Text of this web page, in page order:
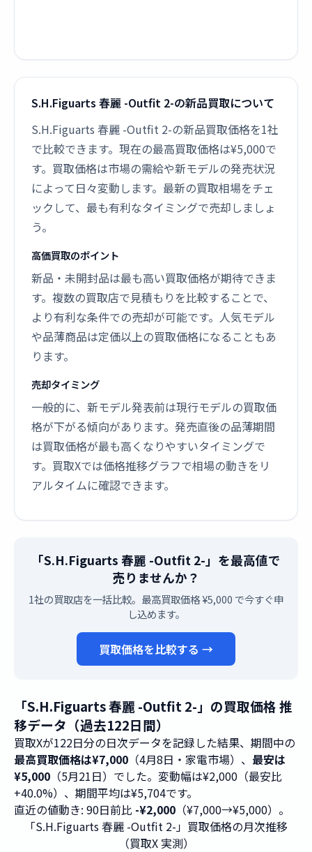
S.H.Figuarts 春麗 -Outfit 2-の新品買取について
S.H.Figuarts 春麗 -Outfit 2-の新品買取価格を1社
で比較できます。現在の最高買取価格は¥5,000で
す。買取価格は市場の需給や新モデルの発売状況
によって日々変動します。最新の買取相場をチェ
ックして、最も有利なタイミングで売却しましょ
う。
高価買取のポイント
新品・未開封品は最も高い買取価格が期待できま
す。複数の買取店で見積もりを比較することで、
より有利な条件での売却が可能です。人気モデル
や品薄商品は定価以上の買取価格になることもあ
ります。
売却タイミング
一般的に、新モデル発表前は現行モデルの買取価
格が下がる傾向があります。発売直後の品薄期間
は買取価格が最も高くなりやすいタイミングで
す。買取Xでは価格推移グラフで相場の動きをリ
アルタイムに確認できます。
「S.H.Figuarts 春麗 -Outfit 2-」を最高値で
売りませんか？
1社の買取店を一括比較。最高買取価格 ¥5,000 で今すぐ申
し込めます。
買取価格を比較する →
「S.H.Figuarts 春麗 -Outfit 2-」の買取価格 推
移データ（過去122日間）
買取Xが122日分の日次データを記録した結果、期間中の
最高買取価格は¥7,000 （4月8日・家電市場）、 最安は
¥5,000 （5月21日）でした。変動幅は¥2,000（最安比
+40.0%）、期間平均は¥5,704です。
直近の値動き: 90日前比 -¥2,000 （¥7,000→¥5,000）。
「S.H.Figuarts 春麗 -Outfit 2-」買取価格の月次推移
（買取X 実測）